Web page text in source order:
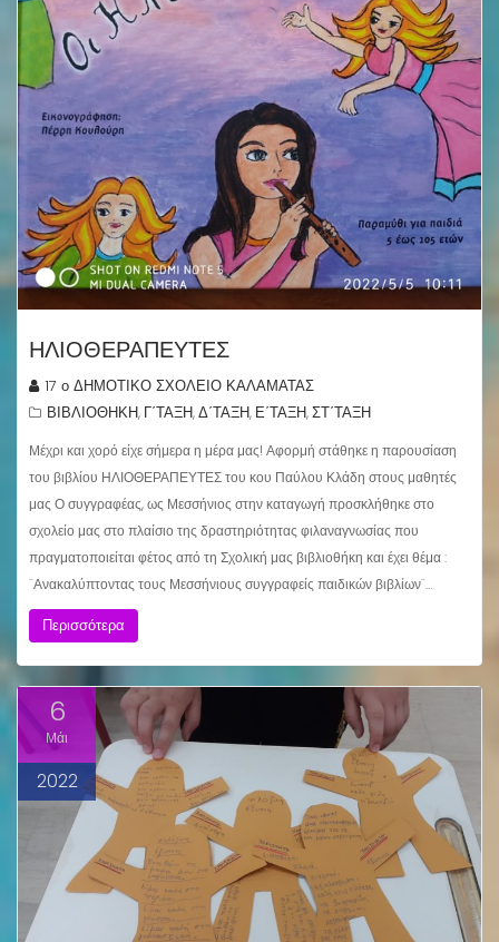
ΗΛΙΟΘΕΡΑΠΕΥΤΕΣ
17 ο ΔΗΜΟΤΙΚΟ ΣΧΟΛΕΙΟ ΚΑΛΑΜΑΤΑΣ
ΒΙΒΛΙΟΘΗΚΗ, Γ΄ΤΑΞΗ,Δ΄ΤΑΞΗ, Ε΄ΤΑΞΗ,ΣΤ΄ΤΑΞΗ
Μέχρι και χορό είχε σήμερα η μέρα μας! Αφορμή στάθηκε η παρουσίαση
του βιβλίου ΗΛΙΟΘΕΡΑΠΕΥΤΕΣ του κου Παύλου Κλάδη στους μαθητές
μας Ο συγγραφέας, ως Μεσσήνιος στην καταγωγή προσκλήθηκε στο
σχολείο μας στο πλαίσιο της δραστηριότητας φιλαναγνωσίας που
πραγματοποιείται φέτος από τη Σχολική μας βιβλιοθήκη και έχει θέμα :
¨Ανακαλύπτοντας τους Μεσσήνιους συγγραφείς παιδικών βιβλίων¨…
Περισσότερα
6
Μάι
2022